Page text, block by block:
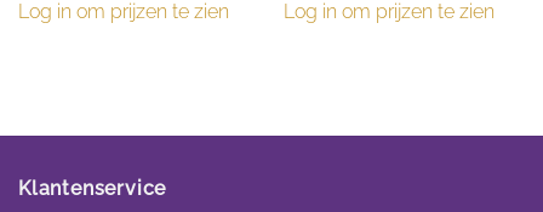
Log in om prijzen te zien Log in om prijzen te zien
Klantenservice